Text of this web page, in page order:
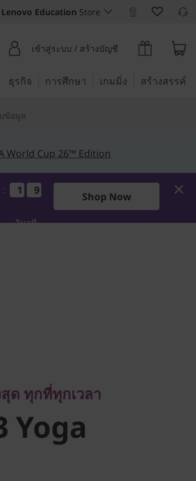
Lenovo Education Store
เข้าสู่ระบบ / สร้างบัญชี
ธุรกิจ การศึกษา เกมมิ่ง สร้างสรรค์
ข้อมูล
World Cup 26™ Edition
: 1
1
1
1 8
7
8
7
วินาที
Shop Now
ด ทุกที่ทุกเวลา
Yoga